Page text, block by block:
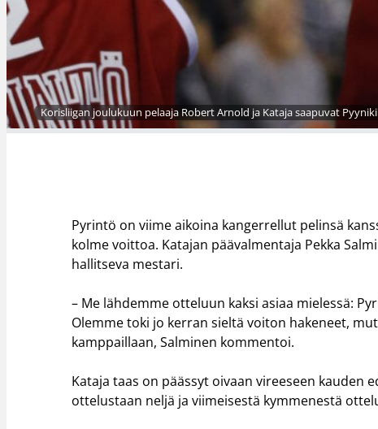
Korisliigan joulukuun pelaaja Robert Arnold ja Kataja saapuvat
Pyrintö on viime aikoina kangerrellut pelinsä
kolme voittoa. Katajan päävalmentaja Pekka
hallitseva mestari.
– Me lähdemme otteluun kaksi asiaa mielessä:
Olemme toki jo kerran sieltä voiton hakeneet,
kamppaillaan, Salminen kommentoi.
Kataja taas on päässyt oivaan vireeseen kauden
ottelustaan neljä ja viimeisestä kymmenestä